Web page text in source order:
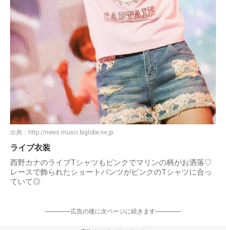
出典： http://news.music.biglobe.ne.jp
ライブ衣装
西野カナのライブTシャツもピンクでマリンの柄がお洒落♡
レースで飾られたショートパンツがピンクのTシャツに合っ
ていて◎
-----------------広告の後に次ページに続きます-----------------